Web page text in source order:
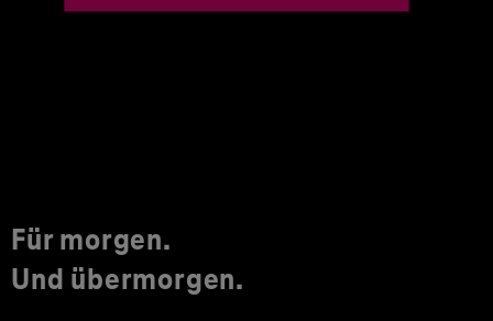
Für morgen.
Und übermorgen.